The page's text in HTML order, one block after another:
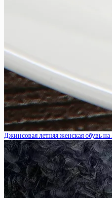
Джинсовая летняя женская обувь